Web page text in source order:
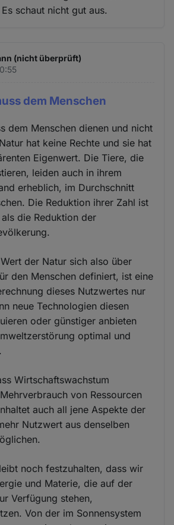
schaut nicht gut aus.
(nicht überprüft)
dem Menschen
dem Menschen dienen und nicht
hat keine Rechte und sie hat
Eigenwert. Die Tiere, die
leiden auch in ihrem
erheblich, im Durchschnitt
Die Reduktion ihrer Zahl ist
die Reduktion der
der Natur sich also über
den Menschen definiert, ist eine
dieses Nutzwertes nur
neue Technologien diesen
oder günstiger anbieten
optimal und
Wirtschaftswachstum
von Ressourcen
auch all jene Aspekte der
Nutzwert aus denselben
noch festzuhalten, dass wir
und Materie, die auf der
Verfügung stehen,
Von der im Sonnensystem